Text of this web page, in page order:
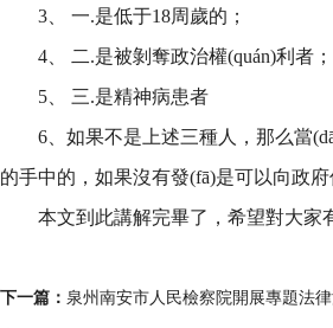
3、 一.是低于18周歲的；
4、 二.是被剝奪政治權(quán)利者；
5、 三.是精神病患者
6、如果不是上述三種人，那么
的手中的，如果沒有發(fā)是可以向政府
本文到此講解完畢了，希望對大家
下一篇： 泉州南安市人民檢察院開展專題法